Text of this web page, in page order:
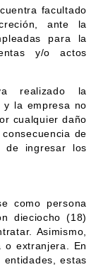
facultado
ante la
para la
y/o actos
realizado la
y la empresa no
cualquier daño
de
de ingresar los
como persona
dieciocho (18)
Asimismo,
o extranjera. En
estas